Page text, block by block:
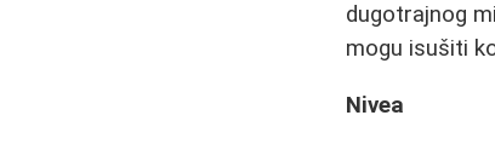
dugotrajnog
mogu isušiti
Nivea